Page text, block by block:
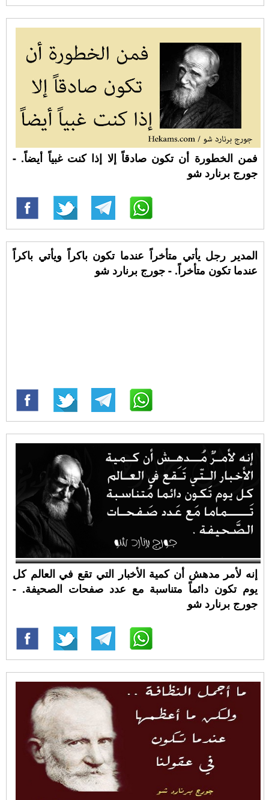
فمن الخطورة أن تكون صادقاً إلا إذا كنت غبياً أيضاً. -
جورج برنارد شو
المدير رجل يأتي متأخراً عندما تكون باكراً ويأتي باكراً
عندما تكون متأخراً. - جورج برنارد شو
إنه لأمر مدهش أن كمية الأخبار التي تقع في العالم كل
يوم تكون دائماً متناسبة مع عدد صفحات الصحيفة. -
جورج برنارد شو